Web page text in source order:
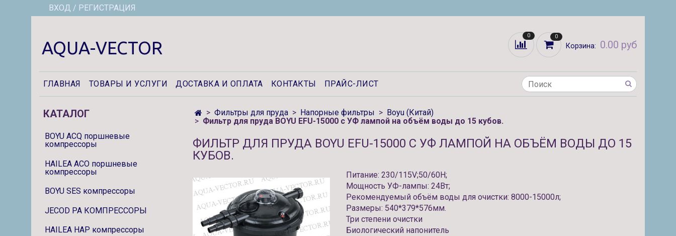
ВХОД / РЕГИСТРАЦИЯ
AQUA-VECTOR
0 0
Корзина: 0.00 руб
ГЛАВНАЯ ТОВАРЫ И УСЛУГИ ДОСТАВКА И ОПЛАТА КОНТАКТЫ ПРАЙС-ЛИСТ
Фильтры для пруда Напорные фильтры
Boyu (Китай)
Фильтр для пруда BOYU EFU-15000 с УФ лампой на объём воды до 15 кубов.
ФИЛЬТР ДЛЯ ПРУДА BOYU EFU-15000 С УФ ЛАМПОЙ НА ОБЪЁМ ВОДЫ ДО 15
КУБОВ.
Питание: 230/115V;50/60H;
Мощность УФ-лампы: 24Вт;
Рекомендуемый объём воды для очистки: 8000-15000л;
Размеры: 540*379*576мм.
Три степени очистки
Биологический напонитель
КАТАЛОГ
BOYU ACQ поршневые
компрессоры
HAILEA ACO поршневые
компрессоры
BOYU SES компрессоры
JECOD PA КОМПРЕССОРЫ
HAILEA HAP компрессоры